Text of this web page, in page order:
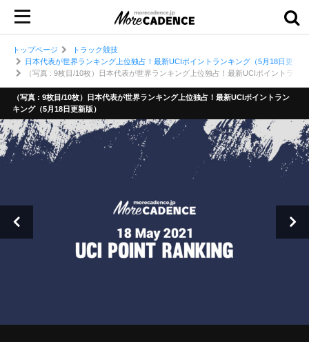
トップページ
トラック競技
日本代表が世界ランキング上位独占！最新UCIポイントランキング（5月18日更新
（写真 : 9枚目/10枚）日本代表が世界ランキング上位独占！最新UCIポイントラン
（写真 : 9枚目/10枚）日本代表が世界ランキング上位独占！最新UCIポイントラン
キング（5月18日更新版）